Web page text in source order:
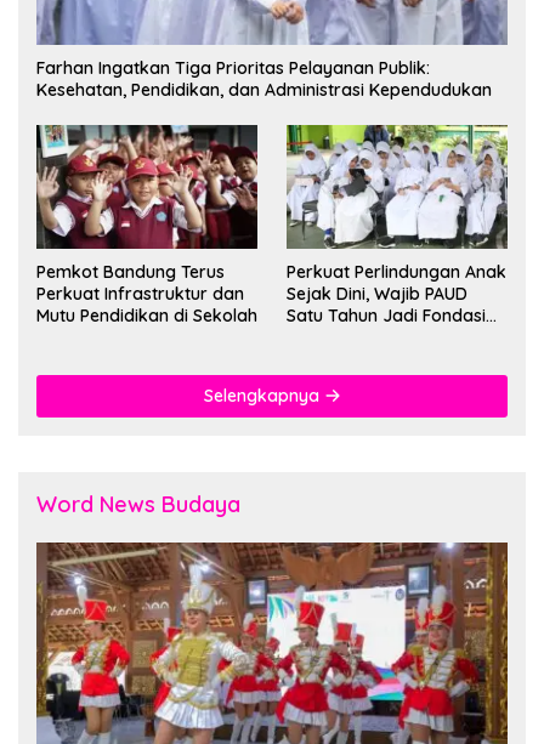
Farhan Ingatkan Tiga Prioritas Pelayanan Publik:
Kesehatan, Pendidikan, dan Administrasi Kependudukan
Pemkot Bandung Terus
Perkuat Infrastruktur dan
Mutu Pendidikan di Sekolah
Perkuat Perlindungan Anak
Sejak Dini, Wajib PAUD
Satu Tahun Jadi Fondasi
Selengkapnya
Word News Budaya